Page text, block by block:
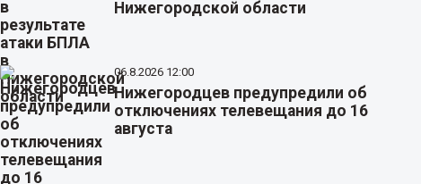
Нижегородской области
06.8.2026 12:00
Нижегородцев предупредили об
отключениях телевещания до 16
августа